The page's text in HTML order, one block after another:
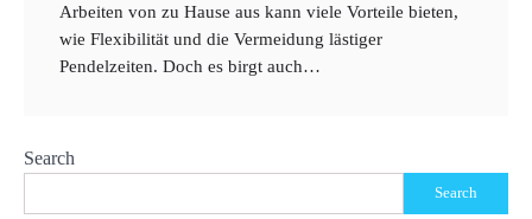
Arbeiten von zu Hause aus kann viele Vorteile bieten,
wie Flexibilität und die Vermeidung lästiger
Pendelzeiten. Doch es birgt auch…
Search
Search
Devisenhandel – Grundlagen des Forex-
Marktes und Tipps für Anfänger
Kryptowährungen – Die neuesten Trends und
Entwicklungen im digitalen Finanzmarkt